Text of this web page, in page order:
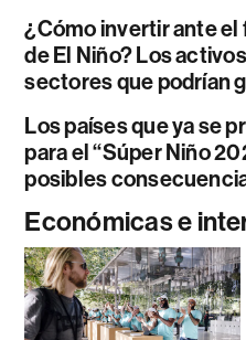
¿Cómo invertir ante
de El Niño? Los
sectores que podrían
Los países que ya se
para el “Súper Niño
posibles
Económicas e